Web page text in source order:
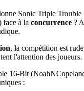
Sonic Triple
face à la concurrence ?
, la compétition est
l'attention des joueurs.
16-Bit
: